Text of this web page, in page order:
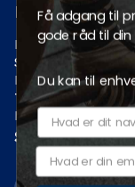
Kategorier
Motion
Styrketræning
Fitness
Tilbud
Pro fitnessudstyr
Sociale
Få adgang til
gode råd til
Du kan til